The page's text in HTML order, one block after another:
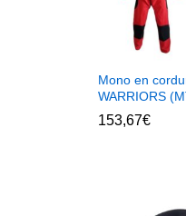
Mono en
WARRIORS
153,67€